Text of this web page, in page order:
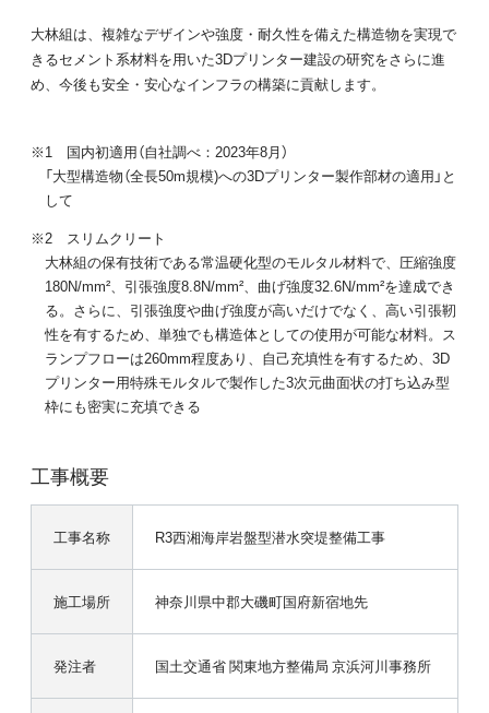
大林組は、複雑なデザインや強度・耐久性を備えた構造物を実現で
きるセメント系材料を用いた3Dプリンター建設の研究をさらに進
め、今後も安全・安心なインフラの構築に貢献します。
※1 国内初適用（自社調べ：2023年8月）
「大型構造物（全長50m規模)への3Dプリンター製作部材の適用」と
して
※2 スリムクリート
大林組の保有技術である常温硬化型のモルタル材料で、圧縮強度
180N/mm²、引張強度8.8N/mm²、曲げ強度32.6N/mm²を達成でき
る。さらに、引張強度や曲げ強度が高いだけでなく、高い引張靭
性を有するため、単独でも構造体としての使用が可能な材料。ス
ランプフローは260mm程度あり、自己充填性を有するため、3D
プリンター用特殊モルタルで製作した3次元曲面状の打ち込み型
枠にも密実に充填できる
工事概要
工事名称 R3西湘海岸岩盤型潜水突堤整備工事
施工場所 神奈川県中郡大磯町国府新宿地先
発注者 国土交通省 関東地方整備局 京浜河川事務所